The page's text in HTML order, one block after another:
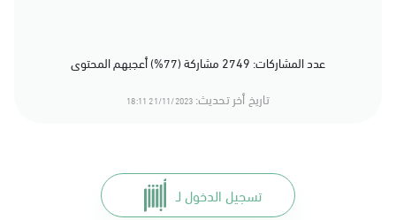
عدد المشاركات: 2749 مشاركة (77%) أعجبهم المحتوى
تاريخ أخر تحديث: 21/11/2023 18:11
تسجيل الدخول لـ